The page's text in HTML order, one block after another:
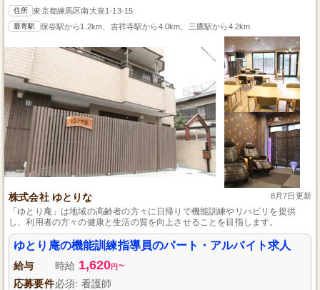
住所 東京都練馬区南大泉1-13-15
最寄駅 保谷駅から1.2km、吉祥寺駅から4.0km、三鷹駅から4.2km
株式会社 ゆとりな 8月7日更新
「ゆとり庵」は地域の高齢者の方々に日帰りで機能訓練やリハビリを提供
し、利用者の方々の健康と生活の質を向上させることを目指します。
ゆとり庵の機能訓練指導員のパート・アルバイト求人
給与 時給 1,620円 ~
応募要件必須: 看護師